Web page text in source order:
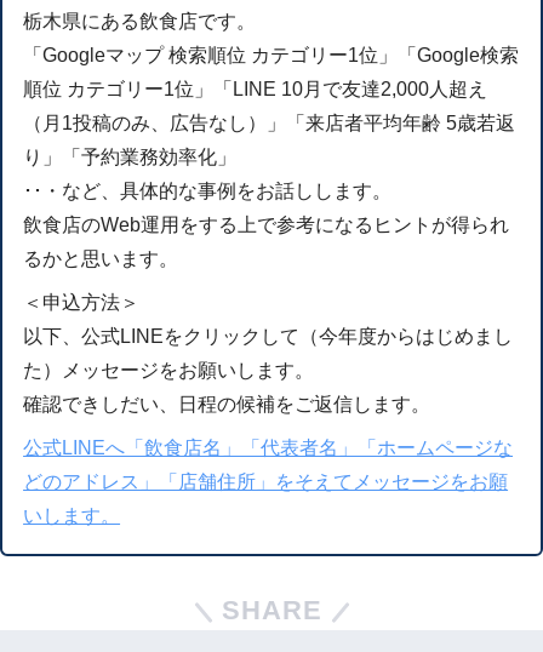
栃木県にある飲食店です。
「Googleマップ 検索順位 カテゴリー1位」「Google検索
順位 カテゴリー1位」「LINE 10月で友達2,000人超え
（月1投稿のみ、広告なし）」「来店者平均年齢 5歳若返
り」「予約業務効率化」
･･・など、具体的な事例をお話しします。
飲食店のWeb運用をする上で参考になるヒントが得られ
るかと思います。
＜申込方法＞
以下、公式LINEをクリックして（今年度からはじめまし
た）メッセージをお願いします。
確認できしだい、日程の候補をご返信します。
公式LINEへ「飲食店名」「代表者名」「ホームページな
どのアドレス」「店舗住所」をそえてメッセージをお願
いします。
SHARE